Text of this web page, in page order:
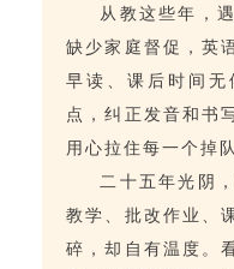
从教这些年，
缺少家庭督促，英
早读、课后时间无
点，纠正发音和书
用心拉住每一个掉
二十五年光阴
教学、批改作业、
碎，却自有温度。